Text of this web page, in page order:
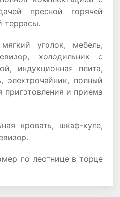
пресной горячей
террасы.
уголок, мебель,
холодильник с
индукционная плита,
электрочайник, полный
приготовления и приема
кровать, шкаф-купе,
по лестнице в торце